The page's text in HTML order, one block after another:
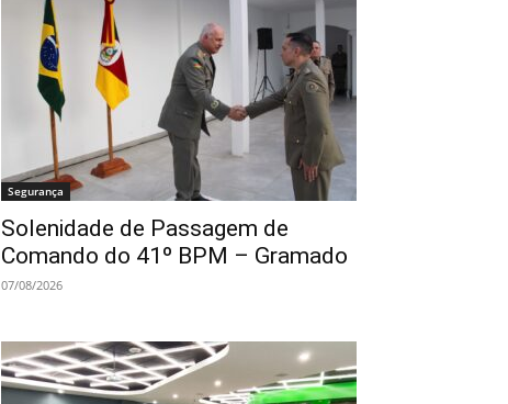
Segurança
Solenidade de Passagem de
Comando do 41º BPM – Gramado
07/08/2026